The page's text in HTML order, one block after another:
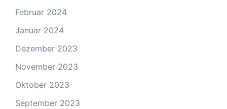
Februar 2024
Januar 2024
Dezember 2023
November 2023
Oktober 2023
September 2023